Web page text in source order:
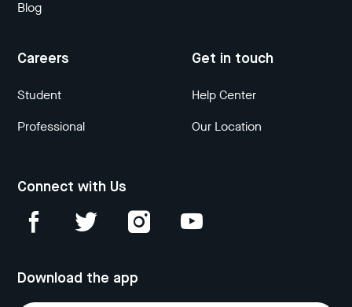
Blog
Careers
Student
Professional
Get in touch
Help Center
Our Location
Connect with Us
Download the app